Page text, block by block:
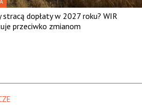
stracą dopłaty w 2027 roku? WIR
przeciwko zmianom